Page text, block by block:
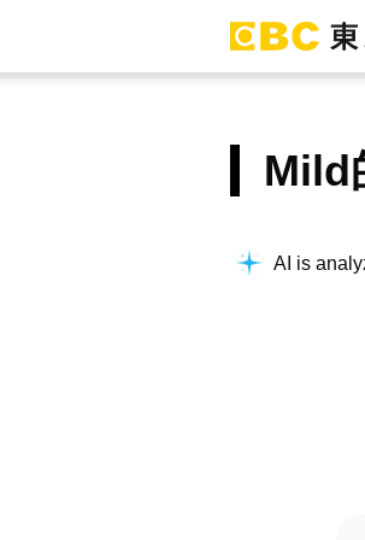
Mild
AI is